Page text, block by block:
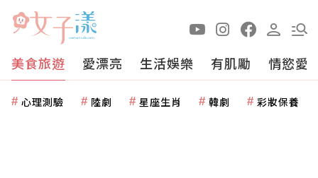
美食旅遊 愛漂亮 生活娛樂 有肌勵 情慾愛
心理測驗 陸劇 星座生肖 韓劇 彩妝保養